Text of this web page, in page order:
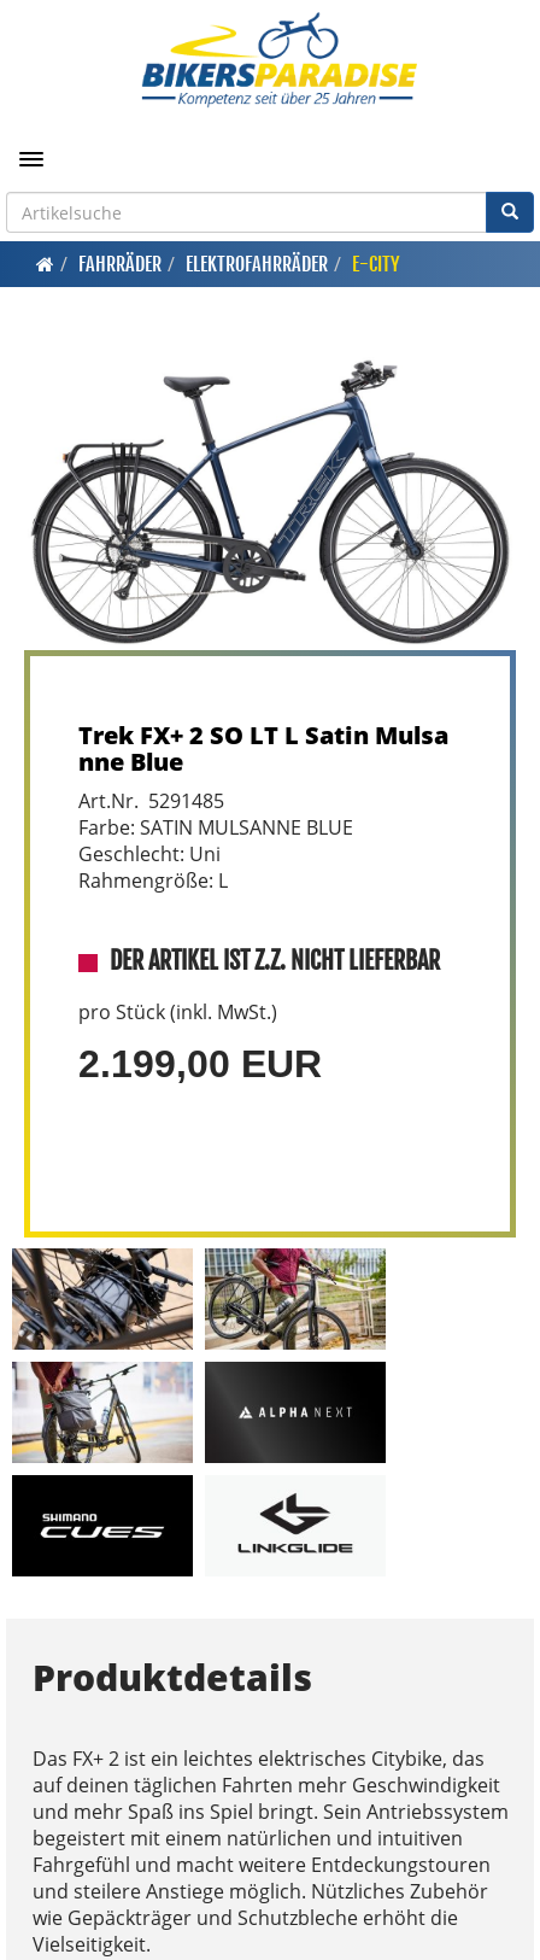
Toggle navigation
FAHRRÄDER ELEKTROFAHRRÄDER E-CITY
Trek FX+ 2 SO LT L Satin Mulsa
nne Blue
Art.Nr. 5291485
Farbe: SATIN MULSANNE BLUE
Geschlecht: Uni
Rahmengröße: L
DER ARTIKEL IST Z.Z. NICHT LIEFERBAR
pro Stück (inkl. MwSt.)
2.199,00 EUR
Produktdetails
Das FX+ 2 ist ein leichtes elektrisches Citybike, das
auf deinen täglichen Fahrten mehr Geschwindigkeit
und mehr Spaß ins Spiel bringt. Sein Antriebssystem
begeistert mit einem natürlichen und intuitiven
Fahrgefühl und macht weitere Entdeckungstouren
und steilere Anstiege möglich. Nützliches Zubehör
wie Gepäckträger und Schutzbleche erhöht die
Vielseitigkeit.